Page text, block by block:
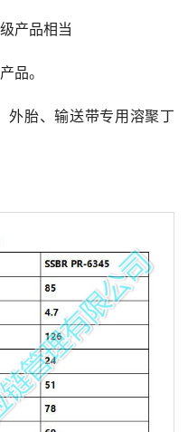
产品相当
品。
外胎、输送带专用溶聚丁